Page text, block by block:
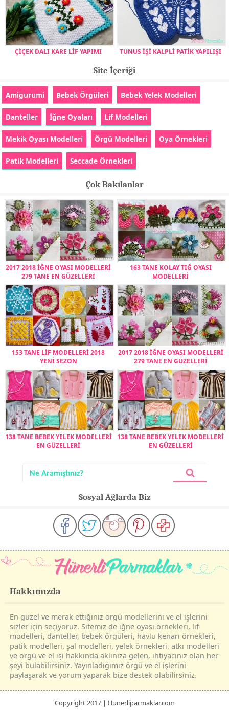
ÇİÇEK DALI KARE LİF YAPIMI TUNUS İŞİ KALPLİ PATİK YAPILIŞI
Site İçeriği
Amigurumi Bebek Örgüleri Bebek Yelek Modelleri
Danteller İğne Oyaları Lif Modelleri
Mekik Oyası Modelleri Örgü Modelleri Oya Örnekleri
Patik Modelleri Seccade Örnekleri
Çok Bakılanlar
2017 2018 İĞNE OYASI MODELLERİ
279 TANE EN GÜZELLERİ
163 TANE KOLAY TIĞ OYASI
MODELLERİ
153 TANE LİF MODELLERİ 2018
YENİ SEZON
2017 2018 İĞNE OYASI MODELLERİ
279 TANE EN GÜZELLERİ
138 TANE BEBEK YELEK MODELLERİ
EN GÜZELLERİ
138 TANE BEBEK YELEK MODELLERİ
EN GÜZELLERİ
Sosyal Ağlarda Biz
Hakkımızda
En güzel ve merak ettiğiniz örgü modellerini ve el işlerini
sizler için seçiyoruz. Sitemiz de iğne oyası örnekleri, lif
modelleri, danteller, bebek örgüleri, havlu kenarı örnekleri,
patik modelleri, şal modelleri, yelek örnekleri, atkı modelleri
ve örgü ve el işi hakkında aklınıza gelen, ihtiyacınız olan her
şeyi bulabilirsiniz. Yayınladığımız örgü ve el işlerini
paylaşarak ve yorum yaparak bize destek olabilirsiniz.
Copyright 2017 | Hunerliparmaklar.com